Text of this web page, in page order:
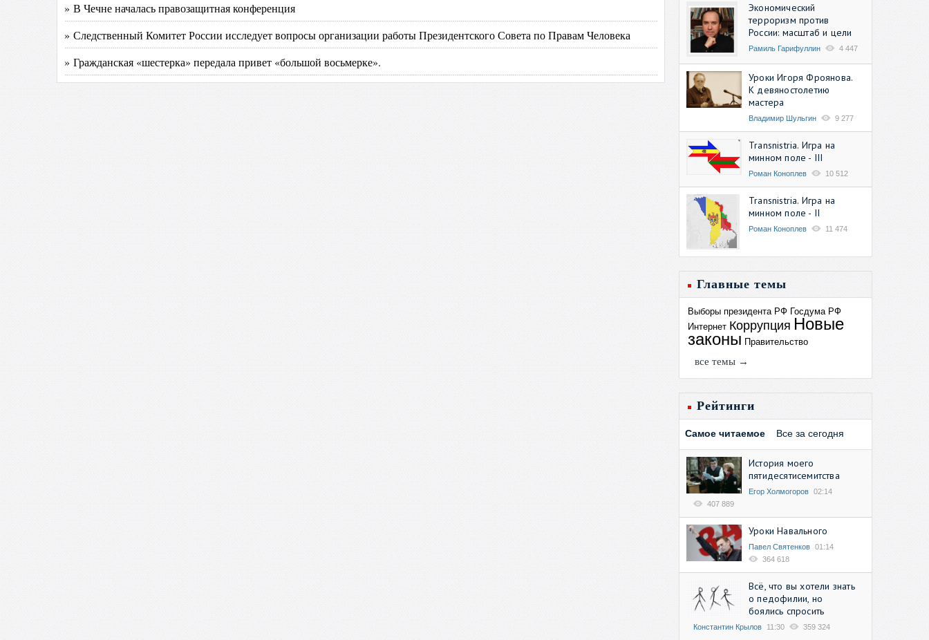
» В Чечне началась правозащитная конференция
» Следственный Комитет России исследует вопросы организации работы Президентского Совета по Правам Человека
» Гражданская «шестерка» передала привет «большой восьмерке».
Экономический
терроризм против
России: масштаб и цели
Рамиль Гарифуллин 4 447
Уроки Игоря Фроянова.
К девяностолетию
мастера
Владимир Шульгин 9 277
Transnistria. Игра на
минном поле - III
Роман Коноплев 10 512
Transnistria. Игра на
минном поле - II
Роман Коноплев 11 474
Главные темы
Выборы президента РФ Госдума РФ
Интернет Коррупция Новые
законы Правительство
все темы →
Рейтинги
Самое читаемое Все за сегодня
История моего
пятидесятисемитства
Егор Холмогоров 02:14
407 889
Уроки Навального
Павел Святенков 01:14
364 618
Всё, что вы хотели знать
о педофилии, но
боялись спросить
Константин Крылов 11:30 359 324